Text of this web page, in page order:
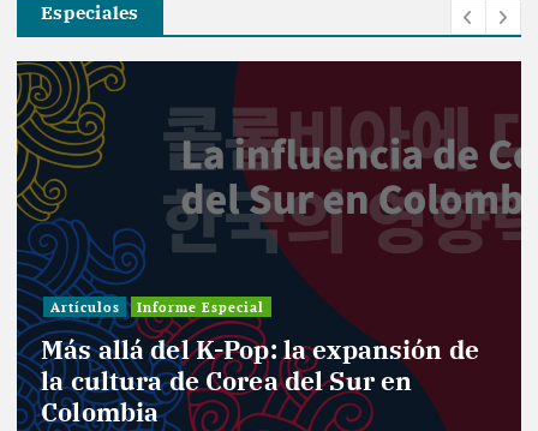
Especiales
Artículos Informe Especial
Más allá del K-Pop: la expansión de
la cultura de Corea del Sur en
Colombia